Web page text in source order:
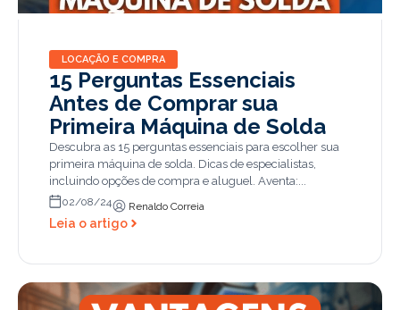
LOCAÇÃO E COMPRA
15 Perguntas Essenciais
Antes de Comprar sua
Primeira Máquina de Solda
Descubra as 15 perguntas essenciais para escolher sua
primeira máquina de solda. Dicas de especialistas,
incluindo opções de compra e aluguel. Aventa:...
02/08/24 Renaldo Correia
Leia o artigo